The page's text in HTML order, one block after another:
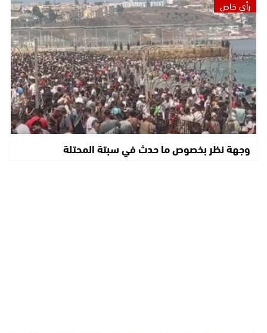
رأي خاص
وجهة نظر بخصوص ما حدث في سبتة المحتلة